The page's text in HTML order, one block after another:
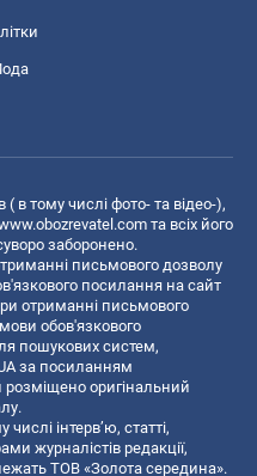
в тому числі фото- та відео-),
та всіх його
заборонено.
письмового дозволу
посилання на сайт
отриманні письмового
обов'язкового
пошукових систем,
за посиланням
розміщено оригінальний
інтерв’ю, статті,
журналістів редакції,
ТОВ «Золота середина».